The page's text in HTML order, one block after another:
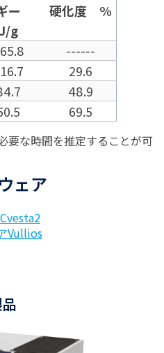
ー
g
硬化度 %
------
29.6
48.9
69.5
要な時間を推定することが可
ェア
Vullios